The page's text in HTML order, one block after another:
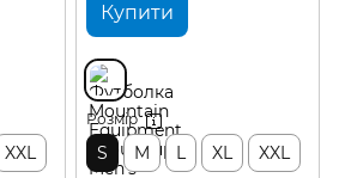
XXL
Купити
Розмір
S M L XL XXL